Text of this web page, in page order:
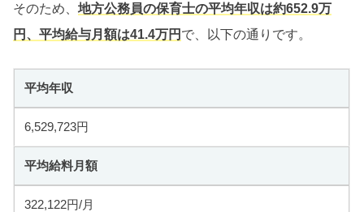
そのため、地方公務員の保育士の平均年収は約652.9万
円、平均給与月額は41.4万円 で、以下の通りです。
平均年収
6,529,723円
平均給料月額
322,122円/月